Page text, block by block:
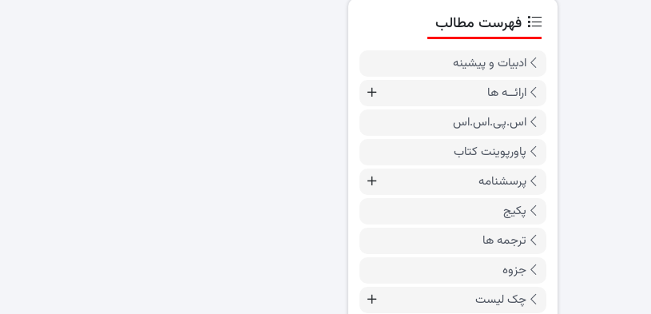
فهرست مطالب
ادبیات و پیشینه
ارائــه ها
اس.پی.اس.اس
پاورپوینت کتاب
پرسشنامه
پکیج
ترجمه ها
جزوه
چک لیست